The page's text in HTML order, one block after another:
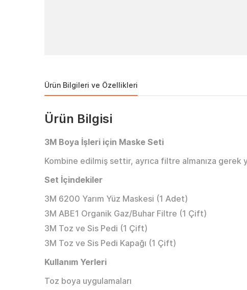
Ürün Bilgileri ve Özellikleri
Ürün Bilgisi
3M Boya İşleri için Maske Seti
Kombine edilmiş settir, ayrıca filtre almanıza gerek
Set İçindekiler
3M 6200 Yarım Yüz Maskesi (1 Adet)
3M ABE1 Organik Gaz/Buhar Filtre (1 Çift)
3M Toz ve Sis Pedi (1 Çift)
3M Toz ve Sis Pedi Kapağı (1 Çift)
Kullanım Yerleri
Toz boya uygulamaları